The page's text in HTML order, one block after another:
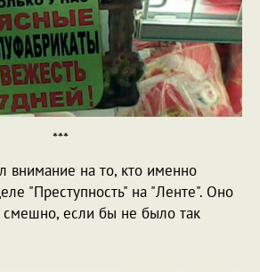
***
внимание на то, кто именно
"Преступность" на "Ленте". Оно
если бы не было так